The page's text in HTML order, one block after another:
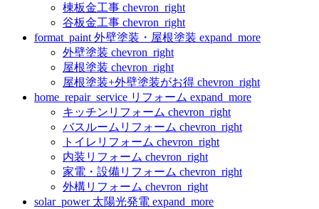
棟板金工事 chevron_right
谷板金工事 chevron_right
format_paint 外壁塗装・屋根塗装 expand_more
外壁塗装 chevron_right
屋根塗装 chevron_right
屋根塗装+外壁塗装がお得 chevron_right
home_repair_service リフォーム expand_more
キッチンリフォーム chevron_right
バスルームリフォーム chevron_right
トイレリフォーム chevron_right
内装リフォーム chevron_right
家電・設備リフォーム chevron_right
外構リフォーム chevron_right
solar_power 太陽光発電 expand_more